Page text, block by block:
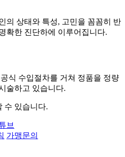
의 상태와 특성, 고민을 꼼꼼히 반
확한 진단하에 이루어집니다.
식 수입절차를 거쳐 정품을 정량
술하고 있습니다.
수 있습니다.
가맹문의